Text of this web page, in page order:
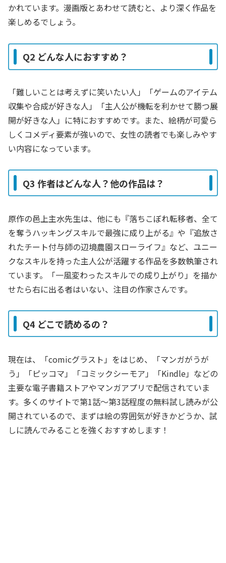
かれています。漫画版とあわせて読むと、より深く作品を
楽しめるでしょう。
Q2 どんな人におすすめ？
「難しいことは考えずに笑いたい人」「ゲームのアイテム
収集や合成が好きな人」「主人公が機転を利かせて勝つ展
開が好きな人」に特におすすめです。また、絵柄が可愛ら
しくコメディ要素が強いので、女性の読者でも楽しみやす
い内容になっています。
Q3 作者はどんな人？他の作品は？
原作の邑上主水先生は、他にも『落ちこぼれ転移者、全て
を奪うハッキングスキルで最強に成り上がる』や『追放さ
れたチート付与師の辺境農園スローライフ』など、ユニー
クなスキルを持った主人公が活躍する作品を多数執筆され
ています。「一風変わったスキルでの成り上がり」を描か
せたら右に出る者はいない、注目の作家さんです。
Q4 どこで読めるの？
現在は、「comicグラスト」をはじめ、「マンガがうが
う」「ピッコマ」「コミックシーモア」「Kindle」などの
主要な電子書籍ストアやマンガアプリで配信されていま
す。多くのサイトで第1話〜第3話程度の無料試し読みが公
開されているので、まずは絵の雰囲気が好きかどうか、試
しに読んでみることを強くおすすめします！